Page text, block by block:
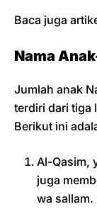
Baca juga
Nama
Jumlah anak
terdiri dari tiga
Berikut ini
Al-Qasim,
juga
wa